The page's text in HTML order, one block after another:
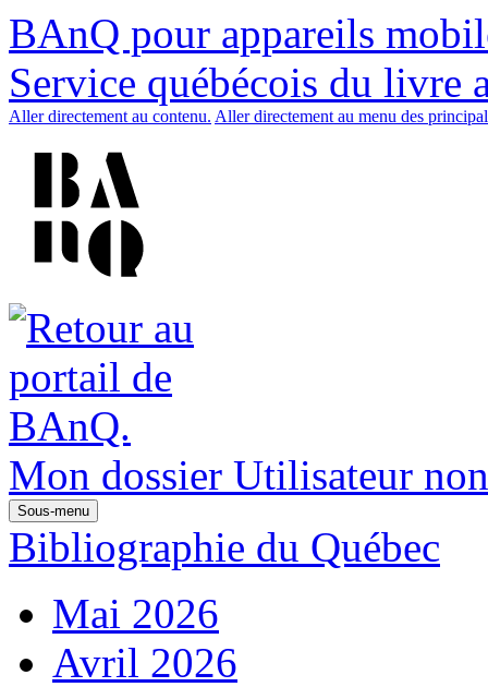
BAnQ pour appareils
Service québécois du livre
Aller directement au contenu. Aller directement au menu des
Mon dossier Utilisateur
Sous-menu
Bibliographie du Québec
Mai 2026
Avril 2026